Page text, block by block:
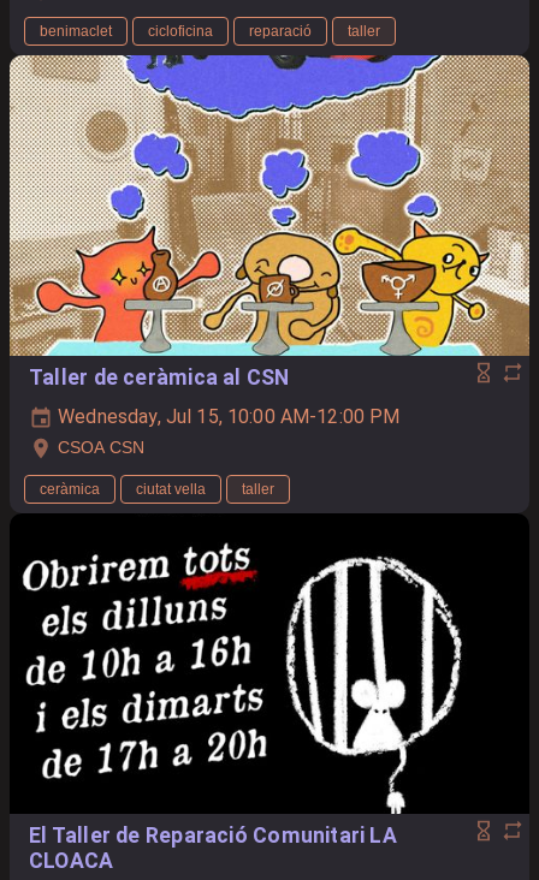
benimaclet cicloficina reparació taller
Taller de ceràmica al CSN
Wednesday, Jul 15, 10:00 AM-12:00 PM
CSOA CSN
ceràmica ciutat vella taller
El Taller de Reparació Comunitari LA
CLOACA